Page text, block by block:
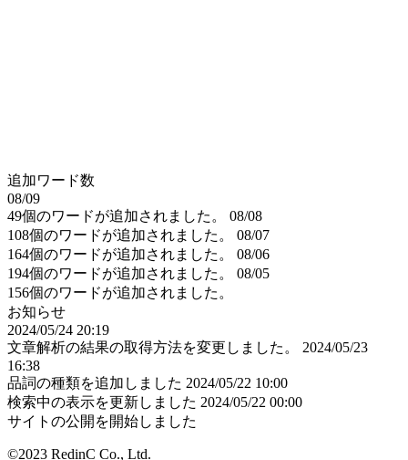
追加ワード数
08/09
49個のワードが追加されました。
08/08
108個のワードが追加されました。
08/07
164個のワードが追加されました。
08/06
194個のワードが追加されました。
08/05
156個のワードが追加されました。
お知らせ
2024/05/24 20:19
文章解析の結果の取得方法を変更しました。
2024/05/23
16:38
品詞の種類を追加しました 2024/05/22 10:00
検索中の表示を更新しました 2024/05/22 00:00
サイトの公開を開始しました
©2023 RedinC Co., Ltd.